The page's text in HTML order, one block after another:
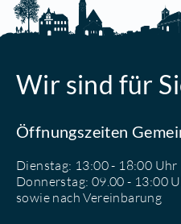
Wir sind für
Öffnungszeiten
Dienstag: 13:00 - 18:00 Uhr
Donnerstag: 09.00 - 13:00
sowie nach Vereinbarung